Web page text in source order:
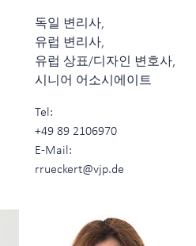
독일 변리사,
유럽 변리사,
유럽 상표/디자인 변호사,
시니어 어소시에이트
Tel:
+49 89 2106970
E-Mail:
rrueckert@vjp.de